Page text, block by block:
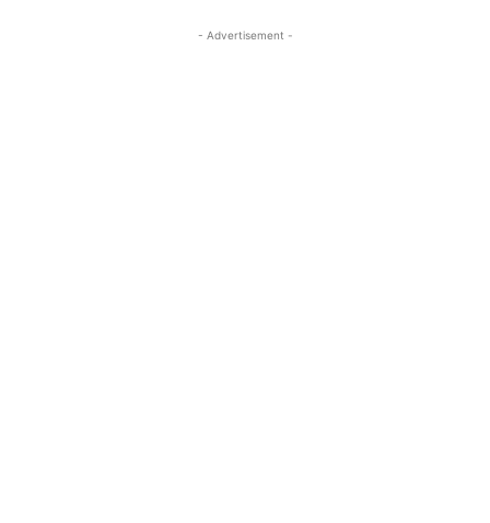
- Advertisement -